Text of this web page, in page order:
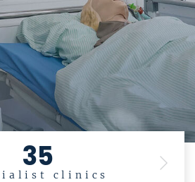
35
clinics Next